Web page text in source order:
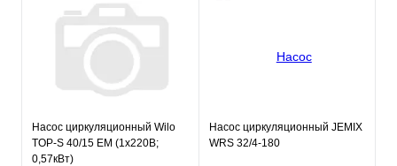
Насос циркуляционный Wilo
TOP-S 40/15 EM (1х220В;
0,57кВт)
Насос циркуляционный JEMIX
WRS 32/4-180